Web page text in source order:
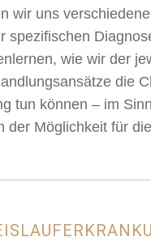
wir uns
spezifischen
wie wir der
die
tun können – im
der Möglichkeit für